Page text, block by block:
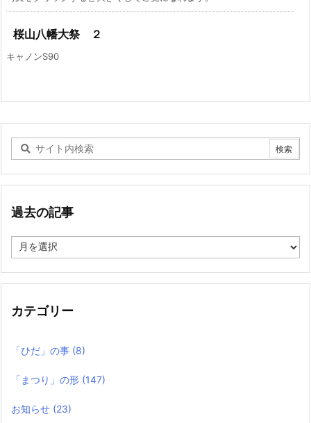
桜山八幡大祭 ２
キャノンS90
過去の記事
去
記
カテゴリー
「ひだ」の事 (8)
「まつり」の形 (147)
お知らせ (23)